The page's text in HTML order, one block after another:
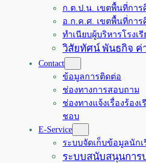
ก.ต.ป.น. เขตพื้นที่การ
อ.ก.ค.ศ. เขตพื้นที่การ
ทำเนียบผู้บริหารโรงเ
วิสัยทัศน์ พันธกิจ ค่
Contact
ข้อมูลการติดต่อ
ช่องทางการสอบถาม
ช่องทางแจ้งเรื่องร้อง
ชอบ
E-Service
ระบบจัดเก็บข้อมูลนัก
ระบบสนับสนุนการ